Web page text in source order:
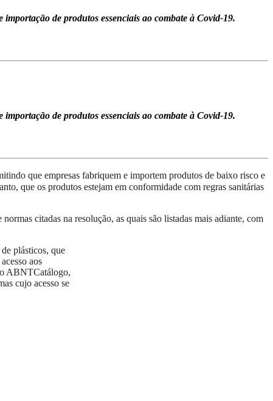
de produtos essenciais ao combate à Covid-19.
de produtos essenciais ao combate à Covid-19.
que empresas fabriquem e importem produtos de baixo risco e
que os produtos estejam em conformidade com regras sanitárias
citadas na resolução, as quais são listadas mais adiante, com
plásticos, que
aos
o ABNTCatálogo,
cujo acesso se